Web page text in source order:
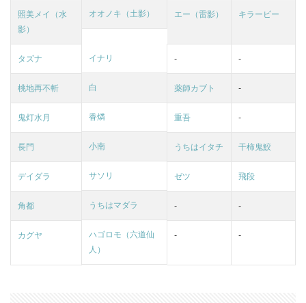
照美メイ（水
影）
オオノキ（土影） エー（雷影） キラービー
タズナ イナリ - -
桃地再不斬 白 薬師カブト -
鬼灯水月 香燐 重吾 -
長門 小南 うちはイタチ 干柿鬼鮫
デイダラ サソリ ゼツ 飛段
角都 うちはマダラ - -
カグヤ
ハゴロモ（六道仙
人）
- -